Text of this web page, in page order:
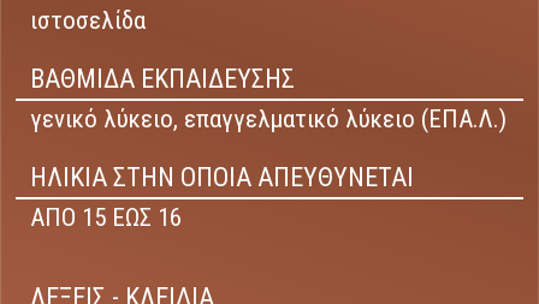
ιστοσελίδα
ΒΑΘΜΙΔΑ ΕΚΠΑΙΔΕΥΣΗΣ
γενικό λύκειο, επαγγελματικό λύκειο (ΕΠΑ.Λ.)
ΗΛΙΚΙΑ ΣΤΗΝ ΟΠΟΙΑ ΑΠΕΥΘΥΝΕΤΑΙ
ΑΠΟ 15 ΕΩΣ 16
ΛΕΞΕΙΣ - ΚΛΕΙΔΙΑ